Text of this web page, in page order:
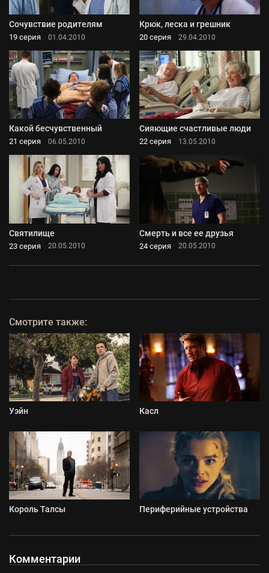
Сочувствие родителям
19 серия 01.04.2010
Крюк, леска и грешник
20 серия 29.04.2010
Какой бесчувственный
21 серия 06.05.2010
Сияющие счастливые люди
22 серия 13.05.2010
Святилище
23 серия 20.05.2010
Смерть и все ее друзья
24 серия 20.05.2010
Смотрите также:
Уэйн Касл
Король Талсы Периферийные устройства
Комментарии